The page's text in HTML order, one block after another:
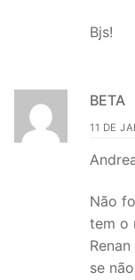
Bjs!
BETA
11 DE
Não
tem o
se